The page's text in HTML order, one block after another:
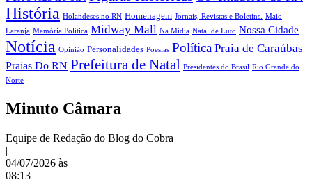
História Holandeses no RN Homenagem Jornais, Revistas e Boletins.
Maio
Laranja Memória Política Midway Mall Na Mídia Natal de Luto Nossa Cidade
Notícia Opinião Personalidades Poesias Política Praia de Caraúbas
Praias Do RN Prefeitura de Natal Presidentes do Brasil Rio Grande do
Norte
Minuto Câmara
Equipe de Redação do Blog do Cobra
|
04/07/2026 às
08:13